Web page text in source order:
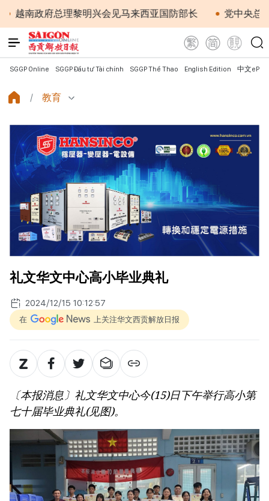
政府总理黎明兴会见马来西亚国防部长 党中央总书记
SGGP Online SGGP Đầu tư Tài chính SGGP Thể Thao English Edition 中文
教育
礼文华文中心高小毕业典礼
2024/12/15 10:12:57
在 上关注华文西贡解放日报
〔本报消息〕礼文华文中心今(15)日下午举行高小第
七十届毕业典礼(见图)。